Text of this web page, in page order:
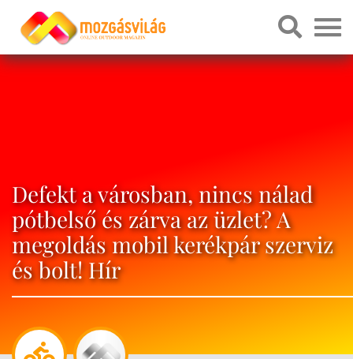
Defekt a városban, nincs nálad
pótbelső és zárva az üzlet? A
megoldás mobil kerékpár szerviz
és bolt! Hír